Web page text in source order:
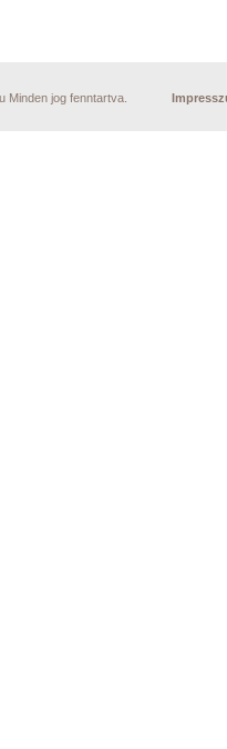
Minden jog fenntartva.